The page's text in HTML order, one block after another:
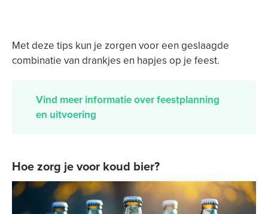
Met deze tips kun je zorgen voor een geslaagde
combinatie van drankjes en hapjes op je feest.
Vind meer informatie over feestplanning
en uitvoering
Hoe zorg je voor koud bier?